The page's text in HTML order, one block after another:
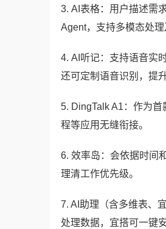
3. AI表格：用户描述需
Agent，支持多模态处理
4. AI听记：支持语音实
还可定制语音识别，提
5. DingTalk A1：作为
程等应用无缝衔接。
6. 效率岛：会依据时间
理清工作优先级。
7. AI助理（含多维表、
处理数据，宜搭可一键